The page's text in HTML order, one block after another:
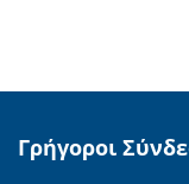
Γρήγοροι